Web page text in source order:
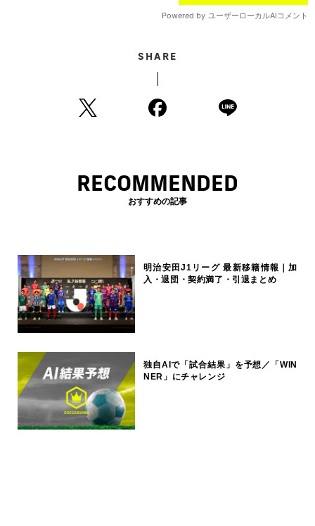
SHARE
RECOMMENDED
おすすめの記事
明治安田J1リーグ 最新移籍情報｜加
入・退団・契約満了・引退まとめ
独自AIで「試合結果」を予想／「WIN
NER」にチャレンジ